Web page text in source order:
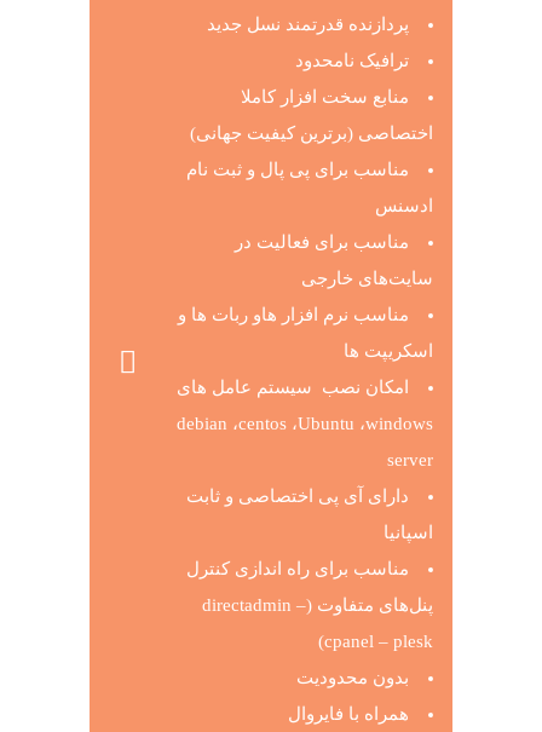
پردازنده قدرتمند نسل جدید
ترافیک نامحدود
منابع سخت افزار کاملا
اختصاصی (برترین کیفیت جهانی)
مناسب برای پی پال و ثبت نام
ادسنس
مناسب برای فعالیت در
سایت‌های خارجی
مناسب نرم افزار هاو ربات ها و
اسکریپت ها
امکان نصب سیستم عامل های
debian ،centos ،Ubuntu ،windows
server
دارای آی پی اختصاصی و ثابت
اسپانیا
مناسب برای راه اندازی کنترل
پنل‌های متفاوت (directadmin –
cpanel – plesk)
بدون محدودیت
همراه با فایروال